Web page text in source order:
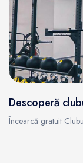
Descoperă
Încearcă gratuit